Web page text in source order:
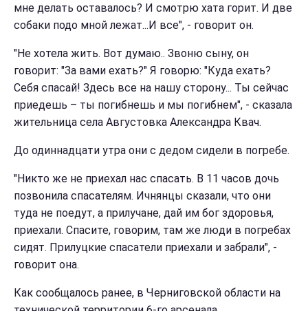
мне делать оставалось? И смотрю хата горит. И две
собаки подо мной лежат...И все", - говорит он.
"Не хотела жить. Вот думаю.. Звоню сыну, он
говорит: "За вами ехать?" Я говорю: "Куда ехать?
Себя спасай! Здесь все на нашу сторону... Ты сейчас
приедешь – ты погибнешь и мы погибнем", - сказала
жительница села Августовка Александра Квач.
До одиннадцати утра они с дедом сидели в погребе.
"Никто же не приехал нас спасать. В 11 часов дочь
позвонила спасателям. Ичнянцы сказали, что они
туда не поедут, а прилучане, дай им бог здоровья,
приехали. Спасите, говорим, там же люди в погребах
сидят. Прилуцкие спасатели приехали и забрали", -
говорит она.
Как сообщалось ранее, в Черниговской области на